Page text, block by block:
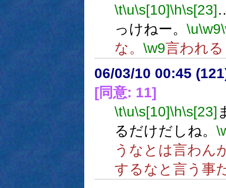
\t\u\s[10]\h\s[23]
っけねー。 \u\w9
な。 \w9言われ
06/03/10 00:45
[同意: 11]
\t\u\s[10]\h\s[23]
るだけだしね。
うなとは言わん
するなと言う事